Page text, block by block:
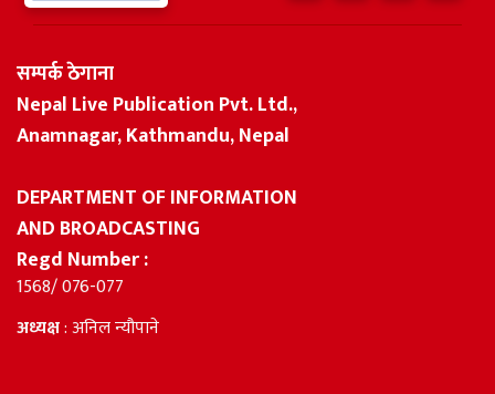
सम्पर्क ठेगाना
Nepal Live Publication Pvt. Ltd.,
Anamnagar, Kathmandu, Nepal
DEPARTMENT OF INFORMATION
AND BROADCASTING
Regd Number :
1568/ 076-077
अध्यक्ष: अनिल न्यौपाने